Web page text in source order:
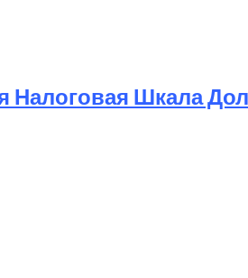
Налоговая Шкала